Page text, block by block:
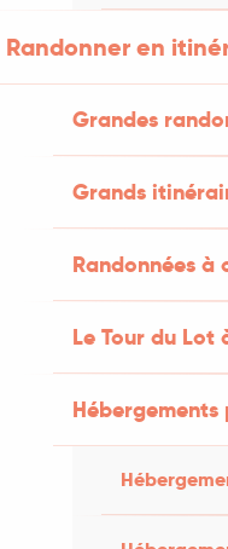
Randonner en
Grandes
Grands
Randonnées
Le Tour du Lot